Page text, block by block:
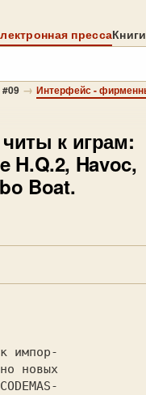
прессаКниги
#09 →
к играм:
H.Q.2, Havoc,
Boat.
новых